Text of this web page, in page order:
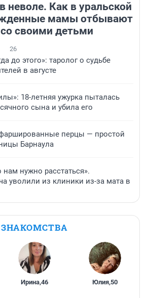
неволе. Как в уральской
мамы отбывают
своими детьми
26
до этого»: таролог о судьбе
в августе
18-летняя ужурка пыталась
сына и убила его
перцы — простой
Барнаула
нам нужно расстаться».
уволили из клиники из-за мата в
ЗНАКОМСТВА
Ирина,46 Юлия,50